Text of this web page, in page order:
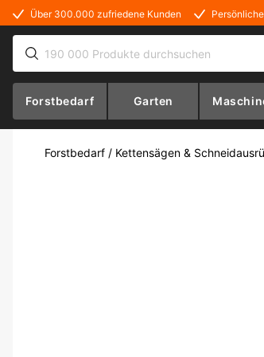
Über 300.000 zufriedene Kunden
Forstbedarf Garten
Forstbedarf / Kettensägen &